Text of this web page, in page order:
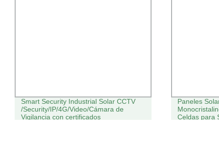
Smart Security Industrial Solar CCTV
/Security/IP/4G/Video/Cámara de
Vigilancia con certificados
Paneles
Celdas para